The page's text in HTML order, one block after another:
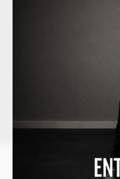
Servicio
busquen
su